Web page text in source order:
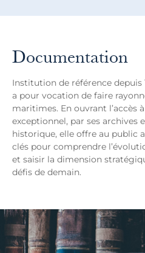
Documentation
Institution de référence depuis
a pour vocation de faire
maritimes. En ouvrant l’accès
exceptionnel, par ses archives
historique, elle offre au public
clés pour comprendre
et saisir la dimension
défis de demain.